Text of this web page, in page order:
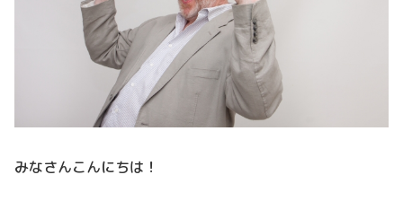
みなさんこんにちは！